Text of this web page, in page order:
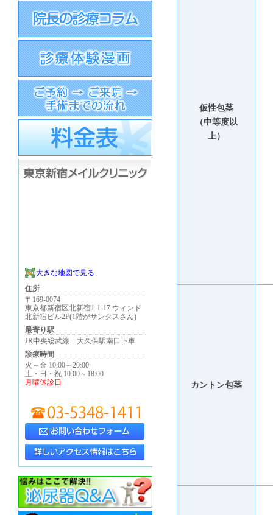
仮性包茎
（中等度以
上）
カントン包茎
大きな地図で見る
住所
〒169-0074
東京都新宿区北新宿1-1-17 ウィンド
北新宿ビル2F(1階がサンクスさん)
最寄り駅
JR中央総武線 大久保駅南口下車
診療時間
火～金 10:00～20:00
土・日・祝 10:00～18:00
月曜休診日